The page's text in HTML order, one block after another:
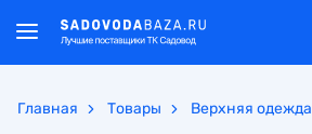
Главная Товары Верхняя одежда